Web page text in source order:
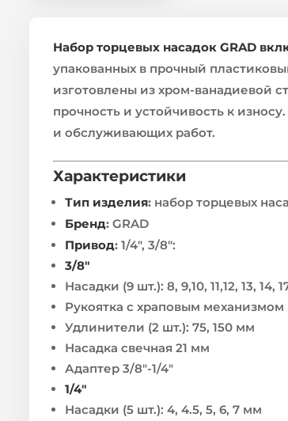
Набор торцевых насадок GRAD
упакованных в прочный
изготовлены из хром-ванадиевой
прочность и устойчивость к
и обслуживающих работ.
Характеристики
Тип изделия: набор торцевых
Бренд: GRAD
Привод: 1/4″, 3/8″:
3/8″
Насадки (9 шт.): 8, 9,10, 11,12, 13, 14,
Рукоятка с храповым механизмом
Удлинители (2 шт.): 75, 150 мм
Насадка свечная 21 мм
Адаптер 3/8″-1/4″
1/4″
Насадки (5 шт.): 4, 4.5, 5, 6, 7 мм